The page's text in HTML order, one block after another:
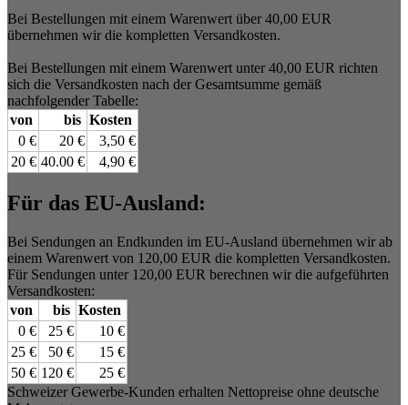
Bei Bestellungen mit einem Warenwert über 40,00 EUR
übernehmen wir die kompletten Versandkosten.
Bei Bestellungen mit einem Warenwert unter 40,00 EUR richten
sich die Versandkosten nach der Gesamtsumme gemäß
nachfolgender Tabelle:
von
bis Kosten
0 €
20 €
3,50 €
20 € 40.00 € 4,90 €
Für das EU-Ausland:
Bei Sendungen an Endkunden im EU-Ausland übernehmen wir ab
einem Warenwert von 120,00 EUR die kompletten Versandkosten.
Für Sendungen unter 120,00 EUR berechnen wir die aufgeführten
Versandkosten:
von
bis Kosten
0 €
25 €
10 €
25 €
50 €
15 €
50 € 120 €
25 €
Schweizer Gewerbe-Kunden erhalten Nettopreise ohne deutsche